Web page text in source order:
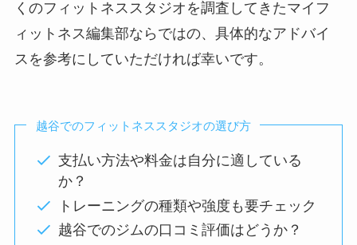
くのフィットネススタジオを調査してきたマイフ
ィットネス編集部ならではの、具体的なアドバイ
スを参考にしていただければ幸いです。
越谷でのフィットネススタジオの選び方
支払い方法や料金は自分に適している
か？
トレーニングの種類や強度も要チェック
越谷でのジムの口コミ評価はどうか？